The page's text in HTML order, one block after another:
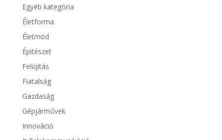
Egyéb kategória
Életforma
Életmód
Épitészet
Felújítás
Fiatalság
Gazdaság
Gépjárművek
Innováció